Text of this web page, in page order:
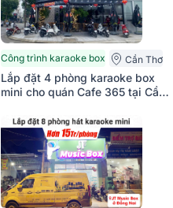
Công trình karaoke box Cần Thơ
Lắp đặt 4 phòng karaoke box
mini cho quán Cafe 365 tại Cần
DKA 5500,…)